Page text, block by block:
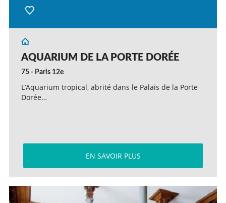
AQUARIUM DE LA PORTE DORÉE
75 - Paris 12e
L’Aquarium tropical, abrité dans le Palais de la Porte
Dorée…
EN SAVOIR PLUS